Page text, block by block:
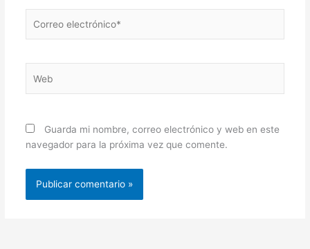
electrónico*
Guarda mi nombre, correo electrónico y web en este
navegador para la próxima vez que comente.